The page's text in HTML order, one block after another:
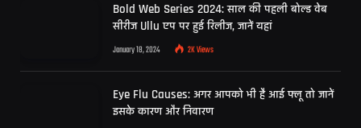
Bold Web Series 2024: साल की पहली बोल्ड वेब
सीरीज Ullu एप पर हुई रिलीज, जानें यहां
January 18, 2024 2KViews
Eye Flu Causes: अगर आपको भी है आई फ्लू तो जानें
इसके कारण और निवारण